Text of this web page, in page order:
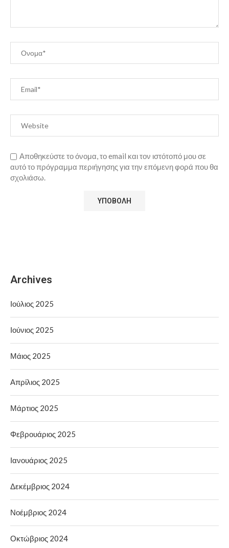
Αποθηκεύστε το όνομα, το email και τον ιστότοπό μου σε
αυτό το πρόγραμμα περιήγησης για την επόμενη φορά που θα
σχολιάσω.
Archives
Ιούλιος 2025
Ιούνιος 2025
Μάιος 2025
Απρίλιος 2025
Μάρτιος 2025
Φεβρουάριος 2025
Ιανουάριος 2025
Δεκέμβριος 2024
Νοέμβριος 2024
Οκτώβριος 2024